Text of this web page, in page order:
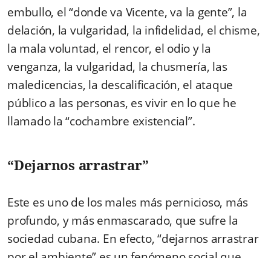
embullo, el “donde va Vicente, va la gente”, la
delación, la vulgaridad, la infidelidad, el chisme,
la mala voluntad, el rencor, el odio y la
venganza, la vulgaridad, la chusmería, las
maledicencias, la descalificación, el ataque
público a las personas, es vivir en lo que he
llamado la “cochambre existencial”.
“Dejarnos arrastrar”
Este es uno de los males más pernicioso, más
profundo, y más enmascarado, que sufre la
sociedad cubana. En efecto, “dejarnos arrastrar